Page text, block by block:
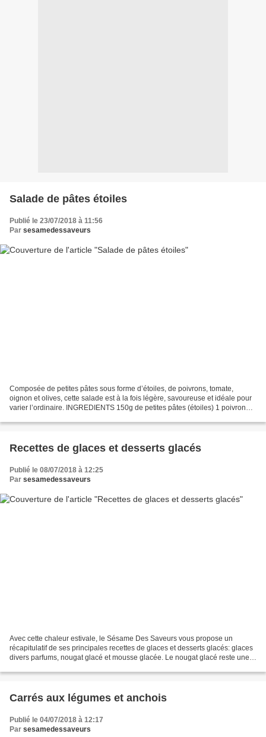
Salade de pâtes étoiles
Publié le 23/07/2018 à 11:56
Par sesamedessaveurs
Composée de petites pâtes sous forme d’étoiles, de poivrons, tomate,
oignon et olives, cette salade est à la fois légère, savoureuse et idéale pour
varier l’ordinaire. INGREDIENTS 150g de petites pâtes (étoiles) 1 poivron
Recettes de glaces et desserts glacés
Publié le 08/07/2018 à 12:25
Par sesamedessaveurs
Avec cette chaleur estivale, le Sésame Des Saveurs vous propose un
récapitulatif de ses principales recettes de glaces et desserts glacés: glaces
divers parfums, nougat glacé et mousse glacée. Le nougat glacé reste une
Carrés aux légumes et anchois
Publié le 04/07/2018 à 12:17
Par sesamedessaveurs